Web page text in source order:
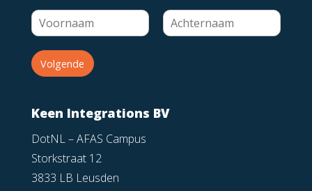
Volgende
Keen Integrations BV
DotNL – AFAS Campus
Storkstraat 12
3833 LB Leusden